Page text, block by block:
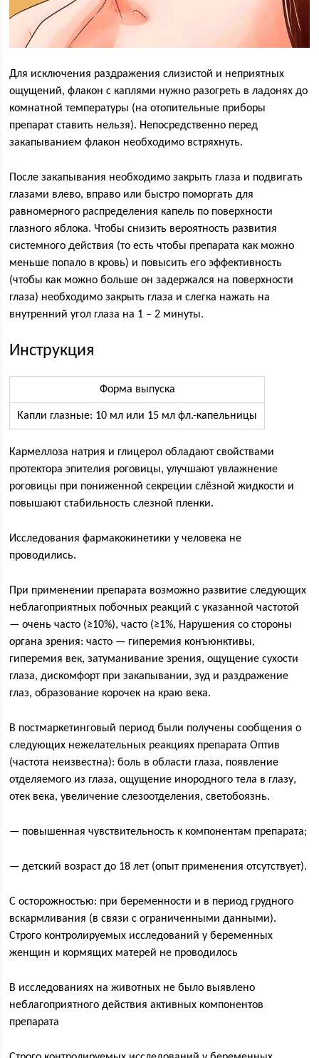
Для исключения раздражения слизистой и неприятных
ощущений, флакон с каплями нужно разогреть в ладонях до
комнатной температуры (на отопительные приборы
препарат ставить нельзя). Непосредственно перед
закапыванием флакон необходимо встряхнуть.
После закапывания необходимо закрыть глаза и подвигать
глазами влево, вправо или быстро поморгать для
равномерного распределения капель по поверхности
глазного яблока. Чтобы снизить вероятность развития
системного действия (то есть чтобы препарата как можно
меньше попало в кровь) и повысить его эффективность
(чтобы как можно больше он задержался на поверхности
глаза) необходимо закрыть глаза и слегка нажать на
внутренний угол глаза на 1 – 2 минуты.
Инструкция
Форма выпуска
Капли глазные: 10 мл или 15 мл фл.-капельницы
Кармеллоза натрия и глицерол обладают свойствами
протектора эпителия роговицы, улучшают увлажнение
роговицы при пониженной секреции слёзной жидкости и
повышают стабильность слезной пленки.
Исследования фармакокинетики у человека не
проводились.
При применении препарата возможно развитие следующих
неблагоприятных побочных реакций с указанной частотой
— очень часто (≥10%), часто (≥1%, Нарушения со стороны
органа зрения: часто — гиперемия конъюнктивы,
гиперемия век, затуманивание зрения, ощущение сухости
глаза, дискомфорт при закапывании, зуд и раздражение
глаз, образование корочек на краю века.
В постмаркетинговый период были получены сообщения о
следующих нежелательных реакциях препарата Оптив
(частота неизвестна): боль в области глаза, появление
отделяемого из глаза, ощущение инородного тела в глазу,
отек века, увеличение слезоотделения, светобоязнь.
— повышенная чувствительность к компонентам препарата;
— детский возраст до 18 лет (опыт применения отсутствует).
С осторожностью: при беременности и в период грудного
вскармливания (в связи с ограниченными данными).
Строго контролируемых исследований у беременных
женщин и кормящих матерей не проводилось
В исследованиях на животных не было выявлено
неблагоприятного действия активных компонентов
препарата